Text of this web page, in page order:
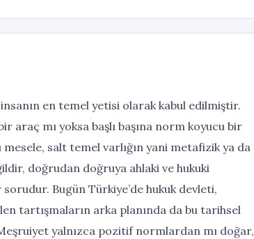
en temel yetisi olarak kabul edilmiştir.
araç mı yoksa başlı başına norm koyucu bir
salt temel varlığın yani metafizik ya da
doğrudan doğruya ahlaki ve hukuki
Bugün Türkiye’de hukuk devleti,
tartışmaların arka planında da bu tarihsel
yalnızca pozitif normlardan mı doğar,